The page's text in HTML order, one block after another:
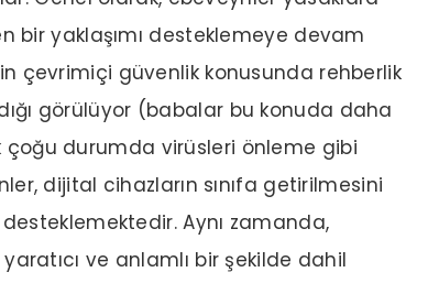
bir yaklaşımı desteklemeye devam
çevrimiçi güvenlik konusunda rehberlik
görülüyor (babalar bu konuda daha
durumda virüsleri önleme gibi
dijital cihazların sınıfa getirilmesini
desteklemektedir. Aynı zamanda,
ve anlamlı bir şekilde dahil